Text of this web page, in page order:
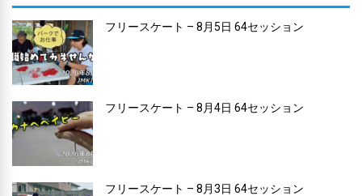
フリースケート – 8月5日 64セッション
フリースケート – 8月4日 64セッション
フリースケート – 8月3日 64セッション